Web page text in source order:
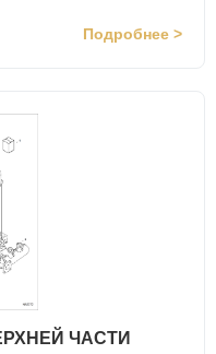
Подробнее >
ЧАСТИ